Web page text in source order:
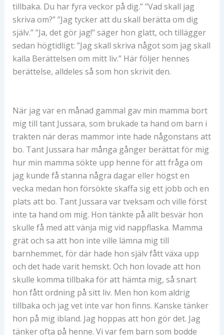
tillbaka. Du har fyra veckor på dig.” ”Vad skall jag
skriva om?” ”Jag tycker att du skall berätta om dig
själv.” ”Ja, det gör jag!” säger hon glatt, och tillägger
sedan högtidligt: ”Jag skall skriva något som jag skall
kalla Berättelsen om mitt liv.” Här följer hennes
berättelse, alldeles så som hon skrivit den.
När jag var en månad gammal gav min mamma bort
mig till tant Jussara, som brukade ta hand om barn i
trakten när deras mammor inte hade någonstans att
bo. Tant Jussara har många gånger berättat för mig
hur min mamma sökte upp henne för att fråga om
jag kunde få stanna några dagar eller högst en
vecka medan hon försökte skaffa sig ett jobb och en
plats att bo. Tant Jussara var tveksam och ville först
inte ta hand om mig. Hon tänkte på allt besvär hon
skulle få med att vänja mig vid nappflaska. Mamma
grät och sa att hon inte ville lämna mig till
barnhemmet, för där hade hon själv fått växa upp
och det hade varit hemskt. Och hon lovade att hon
skulle komma tillbaka för att hämta mig, så snart
hon fått ordning på sitt liv. Men hon kom aldrig
tillbaka och jag vet inte var hon finns. Kanske tänker
hon på mig ibland. Jag hoppas att hon gör det. Jag
tänker ofta på henne. Vi var fem barn som bodde